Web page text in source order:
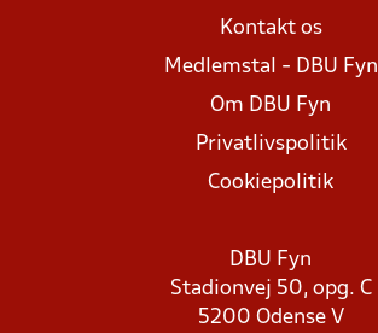
Kontakt os
Medlemstal - DBU Fyn
Om DBU Fyn
Privatlivspolitik
Cookiepolitik
DBU Fyn
Stadionvej 50, opg. C
5200 Odense V